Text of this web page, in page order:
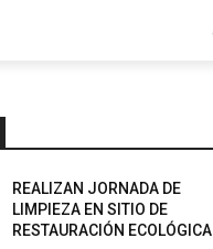
REALIZAN JORNADA DE
LIMPIEZA EN SITIO DE
RESTAURACIÓN ECOLÓGICA